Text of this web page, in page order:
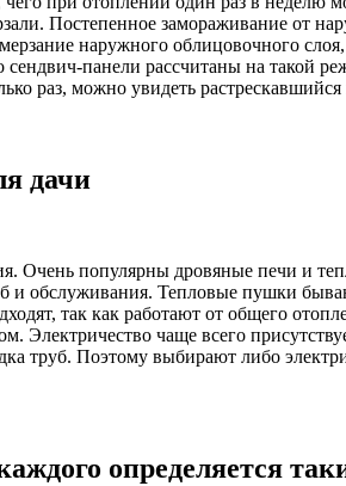
Постепенное замораживание от
наружного облицовочного
сендвич-панели рассчитаны на такой
раз, можно увидеть
дачи
Очень популярны дровяные печи и
и обслуживания. Тепловые пушки
так как работают от общего
Электричество чаще всего
труб. Поэтому выбирают либо
определяется